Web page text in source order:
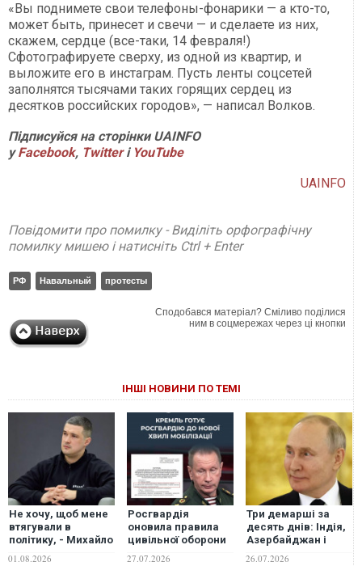
«Вы поднимете свои телефоны-фонарики — а кто-то,
может быть, принесет и свечи — и сделаете из них,
скажем, сердце (все-таки, 14 февраля!)
Сфотографируете сверху, из одной из квартир, и
выложите его в инстаграм. Пусть ленты соцсетей
заполнятся тысячами таких горящих сердец из
десятков российских городов», — написал Волков.
Підписуйся на сторінки UAINFO
уFacebook, Twitterі YouTube
UAINFO
Повідомити про помилку - Виділіть орфографічну
помилку мишею і натисніть Ctrl + Enter
РФ Навальный протесты
Сподобався матеріал? Сміливо поділися
ним в соцмережах через ці кнопки
ІНШІ НОВИНИ ПО ТЕМІ
Не хочу, щоб мене
втягували в
політику, - Михайло
Федоров
01.08.2026
Росгвардія
оновила правила
цивільної оборони
задля придушення
27.07.2026
Три демарші за
десять днів: Індія,
Азербайджан і
Ботсвана
26.07.2026